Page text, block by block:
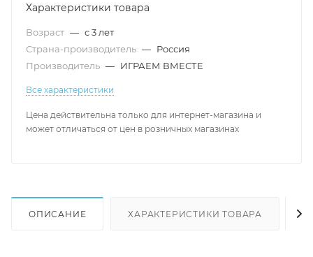
Характеристики товара
Возраст — с 3 лет
Страна-производитель — Россия
Производитель — ИГРАЕМ ВМЕСТЕ
Все характеристики
Цена действительна только для интернет-магазина и
может отличаться от цен в розничных магазинах
ОПИСАНИЕ ХАРАКТЕРИСТИКИ ТОВАРА